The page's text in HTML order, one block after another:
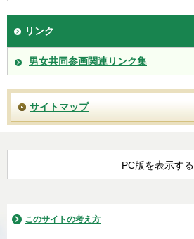
リンク
男女共同参画関連リンク集
サイトマップ
PC版を表示する
このサイトの考え方